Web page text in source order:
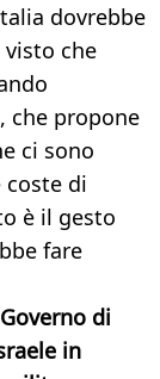
dovrebbe
che
che propone
ci sono
di
è il gesto
fare
di
in